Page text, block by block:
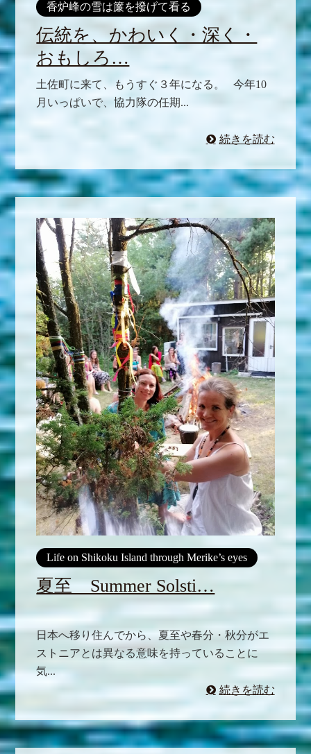
香炉峰の雪は簾を撥げて看る
伝統を、かわいく・深く・
おもしろ…
土佐町に来て、もうすぐ３年になる。 今年10
月いっぱいで、協力隊の任期...
続きを読む
Life on Shikoku Island through Merike’s eyes
夏至 Summer Solsti…
日本へ移り住んでから、夏至や春分・秋分がエ
ストニアとは異なる意味を持っていることに
気...
続きを読む